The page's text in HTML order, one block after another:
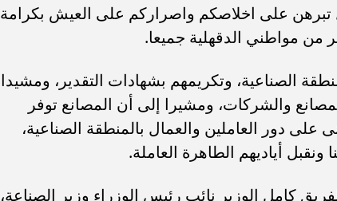
تبرهن على اخلاصكم واصراركم على العيش بكرامة
مواطني الدقهلية جميعا.
الصناعية، وتكريمهم بشهادات التقدير، ومشيدا
والشركات، ومشيرا إلى أن المصانع توفر
على دور العاملين والعمال بالمنطقة الصناعية،
أياديهم الطاهرة العاملة.
كامل الوزير نائب رئيس الوزراء وزير الصناعة،